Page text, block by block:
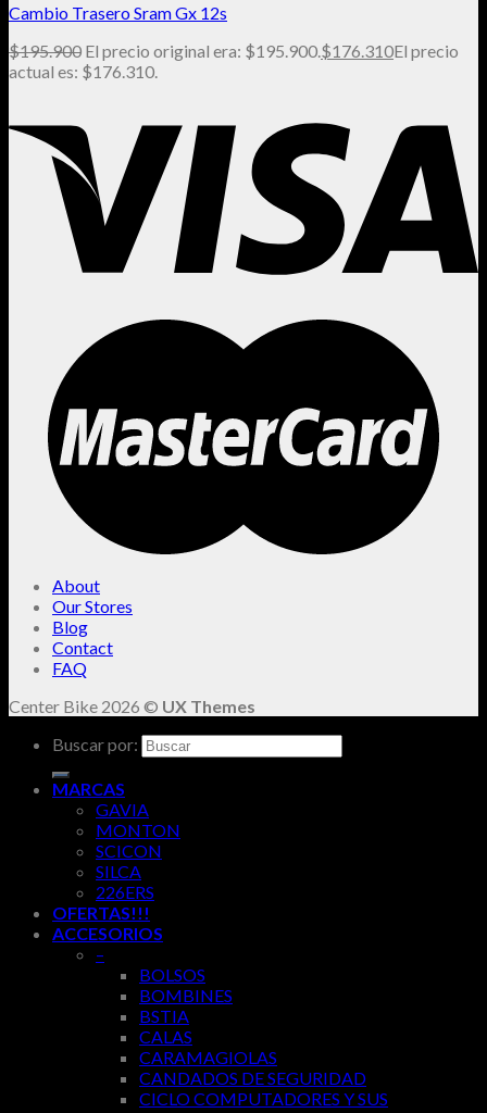
Cambio Trasero Sram Gx 12s
$195.900 El precio original era: $195.900.$176.310El precio
actual es: $176.310.
About
Our Stores
Blog
Contact
FAQ
Center Bike 2026 © UX Themes
Buscar por:
MARCAS
GAVIA
MONTON
SCICON
SILCA
226ERS
OFERTAS!!!
ACCESORIOS
–
BOLSOS
BOMBINES
BSTIA
CALAS
CARAMAGIOLAS
CANDADOS DE SEGURIDAD
CICLO COMPUTADORES Y SUS